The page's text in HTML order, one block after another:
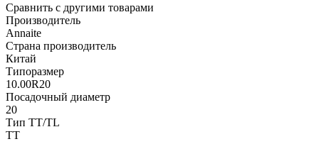
Сравнить с другими товарами
Производитель
Annaite
Страна производитель
Китай
Типоразмер
10.00R20
Посадочный диаметр
20
Тип TT/TL
TT